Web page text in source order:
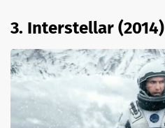
3. Interstellar (2014)